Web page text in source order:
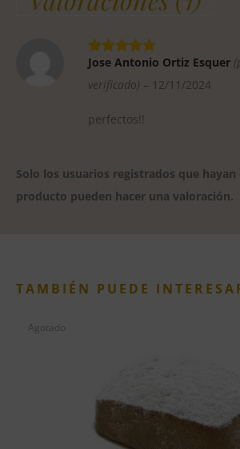
Jose Antonio Ortiz Esquer
verificado) – 12/11/2024
perfectos!!
Solo los usuarios registrados que
producto pueden hacer una valoración.
TAMBIÉN PUEDE
Agotado